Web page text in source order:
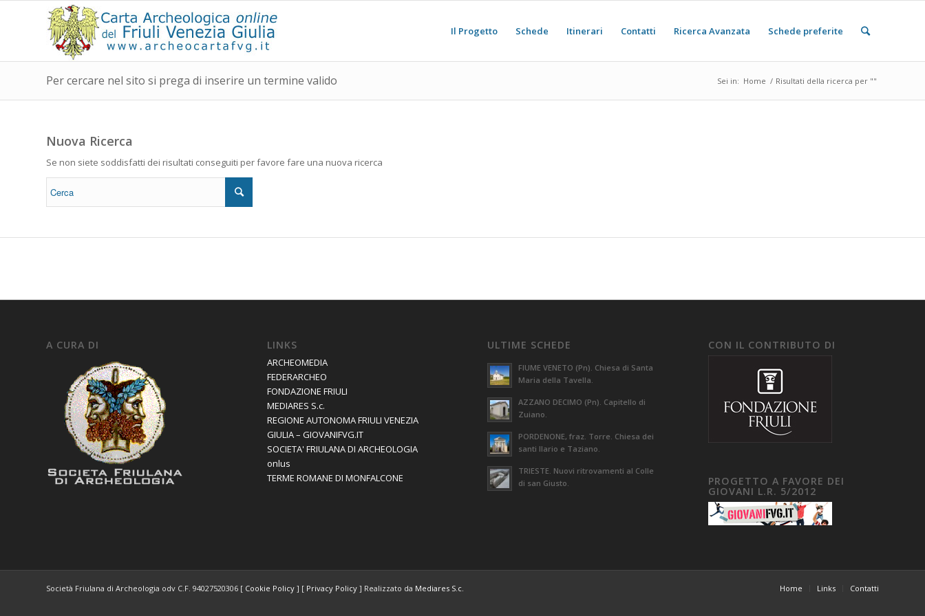
Il Progetto Schede Itinerari Contatti Ricerca Avanzata Schede preferite
Per cercare nel sito si prega di inserire un termine valido Sei in: Home / Risultati della ricerca per ""
Nuova Ricerca
Se non siete soddisfatti dei risultati conseguiti per favore fare una nuova ricerca
A CURA DI LINKS
ARCHEOMEDIA
FEDERARCHEO
FONDAZIONE FRIULI
MEDIARES S.c.
REGIONE AUTONOMA FRIULI VENEZIA
GIULIA – GIOVANIFVG.IT
SOCIETA' FRIULANA DI ARCHEOLOGIA
onlus
TERME ROMANE DI MONFALCONE
ULTIME SCHEDE
FIUME VENETO (Pn). Chiesa di Santa
Maria della Tavella.
AZZANO DECIMO (Pn). Capitello di
Zuiano.
PORDENONE, fraz. Torre. Chiesa dei
santi Ilario e Taziano.
TRIESTE. Nuovi ritrovamenti al Colle
di san Giusto.
CON IL CONTRIBUTO DI
PROGETTO A FAVORE DEI
GIOVANI L.R. 5/2012
Società Friulana di Archeologia odv C.F. 94027520306 [ Cookie Policy ] [ Privacy Policy ] Realizzato da Mediares S.c. Home Links Contatti